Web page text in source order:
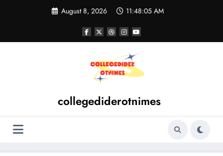
August 8, 2026 11:48:05 AM
collegediderotnimes